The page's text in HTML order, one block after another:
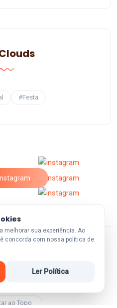
#Festa
ao Topo
melhorar sua experiência. Ao
concorda com nossa política de
Ler Política